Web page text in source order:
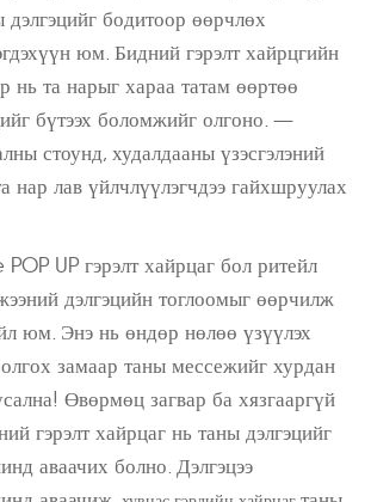
бодитоор өөрчлөх
юм. Бидний гэрэлт хайрцгийн
нь та нарыг хараа татам өөртөө
бүтээх боломжийг олгоно. —
стоунд, худалдааны үзэсгэлэний
нар лав үйлчлүүлэгчдээ гайхшруулах
UP гэрэлт хайрцаг бол ритейл
дэлгэцийн тоглоомыг өөрчилж
юм. Энэ нь өндөр нөлөө үзүүлэх
замаар таны мессежийг хурдан
Өвөрмөц загвар ба хязгааргүй
гэрэлт хайрцаг нь таны дэлгэцийг
аваачих болно. Дэлгэцээ